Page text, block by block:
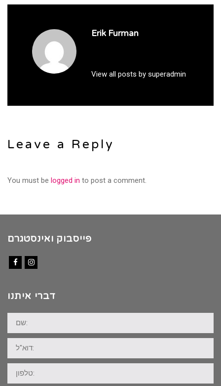
Erik Furman
View all posts by superadmin
Leave a Reply
You must be logged in to post a comment.
פייסבוק ואינסטגרם
דברי איתנו
שם:
דוא"ל:
טלפון: